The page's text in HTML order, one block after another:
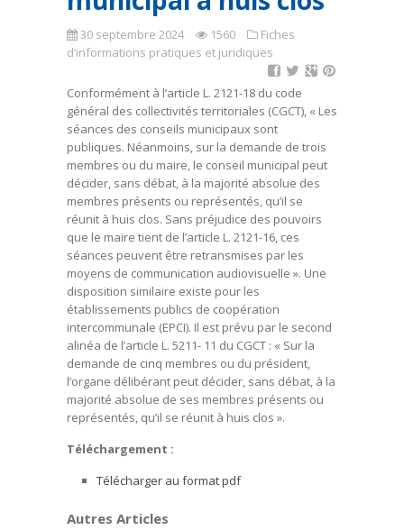
30 septembre 2024 1560
Fiches
d’informations pratiques et juridiques
Conformément à l’article L. 2121-18 du code
général des collectivités territoriales (CGCT), « Les
séances des conseils municipaux sont
publiques. Néanmoins, sur la demande de trois
membres ou du maire, le conseil municipal peut
décider, sans débat, à la majorité absolue des
membres présents ou représentés, qu’il se
réunit à huis clos. Sans préjudice des pouvoirs
que le maire tient de l’article L. 2121-16, ces
séances peuvent être retransmises par les
moyens de communication audiovisuelle ». Une
disposition similaire existe pour les
établissements publics de coopération
intercommunale (EPCI). Il est prévu par le second
alinéa de l’article L. 5211- 11 du CGCT : « Sur la
demande de cinq membres ou du président,
l’organe délibérant peut décider, sans débat, à la
majorité absolue de ses membres présents ou
représentés, qu’il se réunit à huis clos ».
Téléchargement :
Télécharger au format pdf
Autres Articles